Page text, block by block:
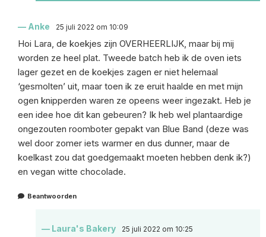
Anke 25 juli 2022 om 10:09
Hoi Lara, de koekjes zijn OVERHEERLIJK, maar bij mij
worden ze heel plat. Tweede batch heb ik de oven iets
lager gezet en de koekjes zagen er niet helemaal
‘gesmolten’ uit, maar toen ik ze eruit haalde en met mijn
ogen knipperden waren ze opeens weer ingezakt. Heb je
een idee hoe dit kan gebeuren? Ik heb wel plantaardige
ongezouten roomboter gepakt van Blue Band (deze was
wel door zomer iets warmer en dus dunner, maar de
koelkast zou dat goedgemaakt moeten hebben denk ik?)
en vegan witte chocolade.
Beantwoorden
Laura's Bakery 25 juli 2022 om 10:25